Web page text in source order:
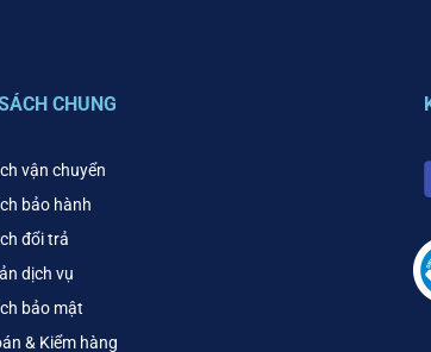
CHUNG
vận chuyển
bảo hành
đổi trả
dịch vụ
bảo mật
& Kiểm hàng